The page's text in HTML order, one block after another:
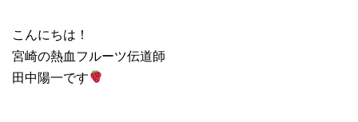
こんにちは！
宮崎の熱血フルーツ伝道師
田中陽一です